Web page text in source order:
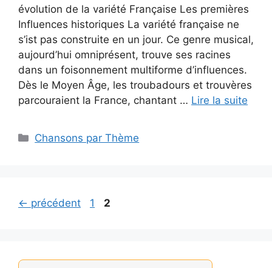
évolution de la variété Française Les premières
Influences historiques La variété française ne
s’ist pas construite en un jour. Ce genre musical,
aujourd’hui omniprésent, trouve ses racines
dans un foisonnement multiforme d’influences.
Dès le Moyen Âge, les troubadours et trouvères
parcouraient la France, chantant … Lire la suite
Catégories
Chansons par Thème
← précédent Page
1 Page
2